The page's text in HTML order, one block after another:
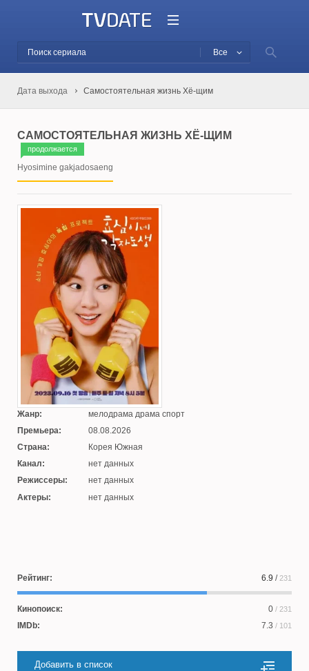
Все
Дата выхода Самостоятельная жизнь Хё-щим
САМОСТОЯТЕЛЬНАЯ ЖИЗНЬ ХЁ-ЩИМ
продолжается
Hyosimine gakjadosaeng
Жанр:
мелодрама драма спорт
Премьера:
08.08.2026
Страна:
Корея Южная
Канал:
нет данных
Режиссеры:
нет данных
Актеры:
нет данных
Рейтинг: 6.9 / 231
Кинопоиск: 0 / 231
IMDb: 7.3 / 101
Добавить в список